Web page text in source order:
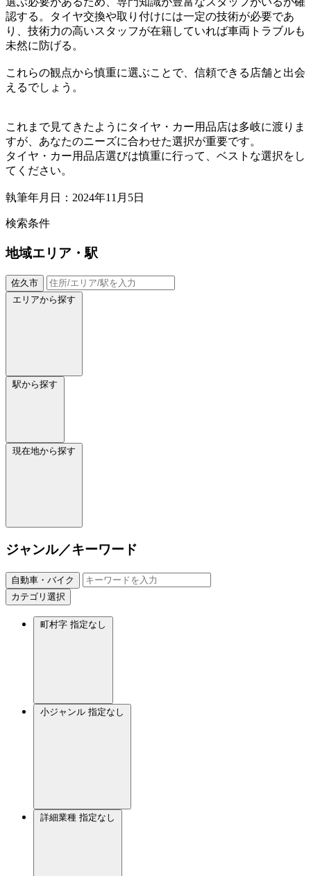
認する。タイヤ交換や取り付けには一定の技術が必要であ
り、技術力の高いスタッフが在籍していれば車両トラブルも
未然に防げる。
これらの観点から慎重に選ぶことで、信頼できる店舗と出会
えるでしょう。
これまで見てきたようにタイヤ・カー用品店は多岐に渡りま
すが、あなたのニーズに合わせた選択が重要です。
タイヤ・カー用品店選びは慎重に行って、ベストな選択をし
てください。
執筆年月日：2024年11月5日
検索条件
地域エリア・駅
佐久市
エリアから探す
駅から探す
現在地から探す
ジャンル／キーワード
自動車・バイク
カテゴリ選択
町村字 指定なし
小ジャンル 指定なし
詳細業種 指定なし